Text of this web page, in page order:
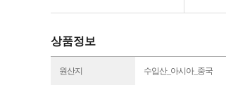
상품정보
원산지 수입산_아시아_중국